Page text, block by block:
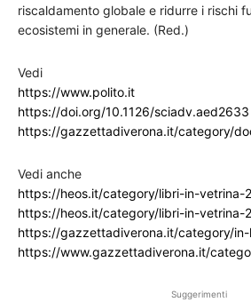
riscaldamento globale e ridurre i rischi
ecosistemi in generale. (Red.)
Vedi
https://www.polito.it
https://doi.org/10.1126/sciadv.aed2633
https://gazzettadiverona.it/category/
Vedi anche
https://heos.it/category/libri-in-vetrina-
https://heos.it/category/libri-in-vetrina-
https://gazzettadiverona.it/category/
https://www.gazzettadiverona.it/
Suggerimenti